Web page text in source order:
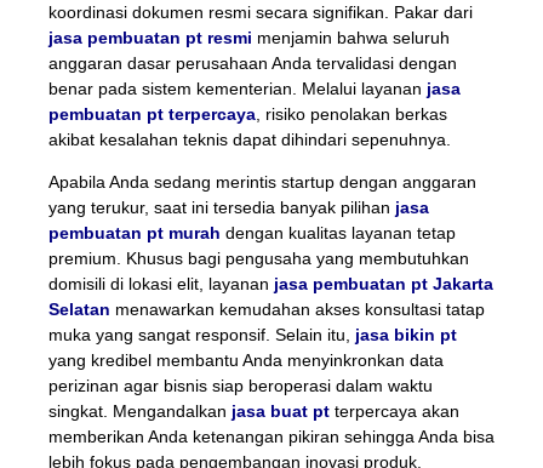
koordinasi dokumen resmi secara signifikan. Pakar dari
jasa pembuatan pt resmi menjamin bahwa seluruh
anggaran dasar perusahaan Anda tervalidasi dengan
benar pada sistem kementerian. Melalui layanan jasa
pembuatan pt terpercaya, risiko penolakan berkas
akibat kesalahan teknis dapat dihindari sepenuhnya.
Apabila Anda sedang merintis startup dengan anggaran
yang terukur, saat ini tersedia banyak pilihan jasa
pembuatan pt murah dengan kualitas layanan tetap
premium. Khusus bagi pengusaha yang membutuhkan
domisili di lokasi elit, layanan jasa pembuatan pt Jakarta
Selatan menawarkan kemudahan akses konsultasi tatap
muka yang sangat responsif. Selain itu, jasa bikin pt
yang kredibel membantu Anda menyinkronkan data
perizinan agar bisnis siap beroperasi dalam waktu
singkat. Mengandalkan jasa buat ptterpercaya akan
memberikan Anda ketenangan pikiran sehingga Anda bisa
lebih fokus pada pengembangan inovasi produk.